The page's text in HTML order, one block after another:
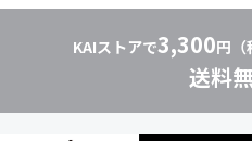
KAIストアで3,300円（
送料